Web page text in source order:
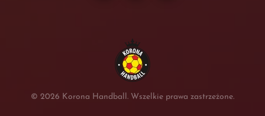
© 2026 Korona Handball. Wszelkie prawa zastrzeżone.